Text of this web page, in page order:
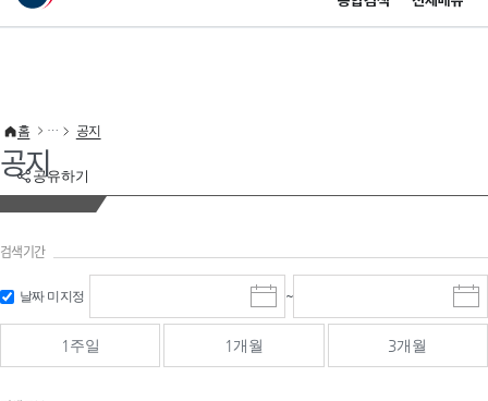
이 누리집은 대한민국 공식 전자정부 누리집입니다.
공유하기
홈 공지
공지
검색기간
날짜 미지정
시
작
일
선
~
종
료
선
1주일 1개월 3개월